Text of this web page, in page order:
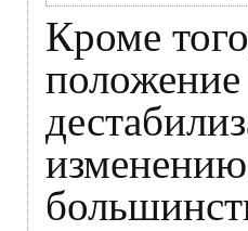
Кроме
изменению